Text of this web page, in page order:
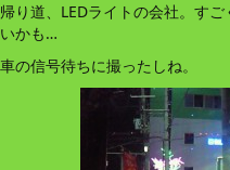
帰り道、LEDライトの会社。す
いかも…
車の信号待ちに撮ったしね。